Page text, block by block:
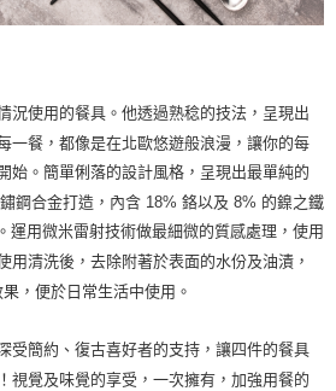
」時，將依據個別帳號之用戶狀況，依本公司即
況使用的餐具。他透過熟稔的技法，呈現出
一餐，都像是在北歐悠遊般浪漫，讓你的每
始。簡單俐落的設計風格，呈現出最單純的
鋼合金打造，內含 18% 鉻以及 8% 的鎳之鐵
運用微米雷射技術做最細微的質感處理，使用
用清洗後，去除附著於表面的水份及油漬，
，便於日常生活中使用。
受簡約、復古喜好者的支持，讓四件的餐具
視覺及味覺的享受，一次擁有，加強用餐的